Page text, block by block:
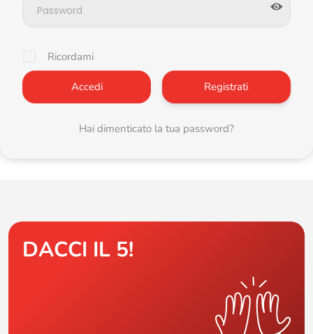
Ricordami
Registrati
Hai dimenticato la tua password?
DACCI IL 5!